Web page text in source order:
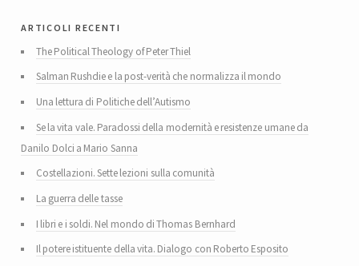
articoli recenti
The Political Theology of Peter Thiel
Salman Rushdie e la post-verità che normalizza il mondo
Una lettura di Politiche dell’Autismo
Se la vita vale. Paradossi della modernità e resistenze umane da
Danilo Dolci a Mario Sanna
Costellazioni. Sette lezioni sulla comunità
La guerra delle tasse
I libri e i soldi. Nel mondo di Thomas Bernhard
Il potere istituente della vita. Dialogo con Roberto Esposito